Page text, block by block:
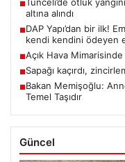
■Tunceli’de otluk
altına alındı
■DAP Yapı’dan bir ilk!
kendi kendini ödeyen
■Açık Hava Mimarisinde
■Sapağı kaçırdı,
■Bakan Memişoğlu:
Temel Taşıdır
Güncel